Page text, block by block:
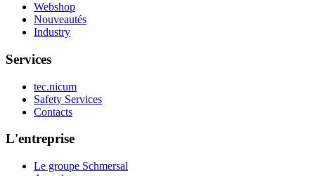
Webshop
Nouveautés
Industry
Services
tec.nicum
Safety Services
Contacts
L'entreprise
Le groupe Schmersal